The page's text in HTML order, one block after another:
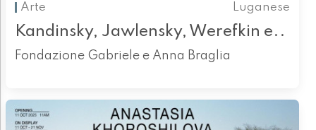
Arte
Luganese
Kandinsky, Jawlensky, Werefkin e..
Fondazione Gabriele e Anna Braglia